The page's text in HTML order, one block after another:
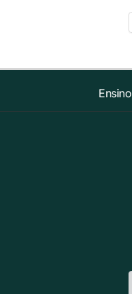
Ensino